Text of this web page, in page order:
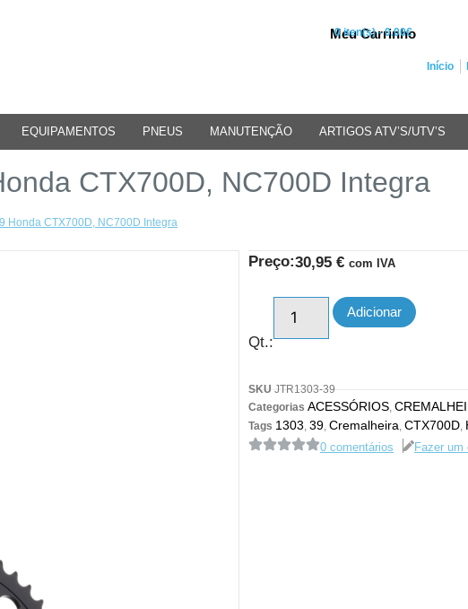
Meu Carrinho
0 iten(s) - 0.00€
Início
EQUIPAMENTOS PNEUS MANUTENÇÃO ARTIGOS ATV’S/UTV’S
CTX700D, NC700D Integra
Honda CTX700D, NC700D Integra
Preço:30,95 € com IVA
Qt.:
Adicionar
SKU JTR1303-39
Categorias ACESSÓRIOS
Tags 1303 39 Cremalheira CTX700D
0 comentários Fazer um